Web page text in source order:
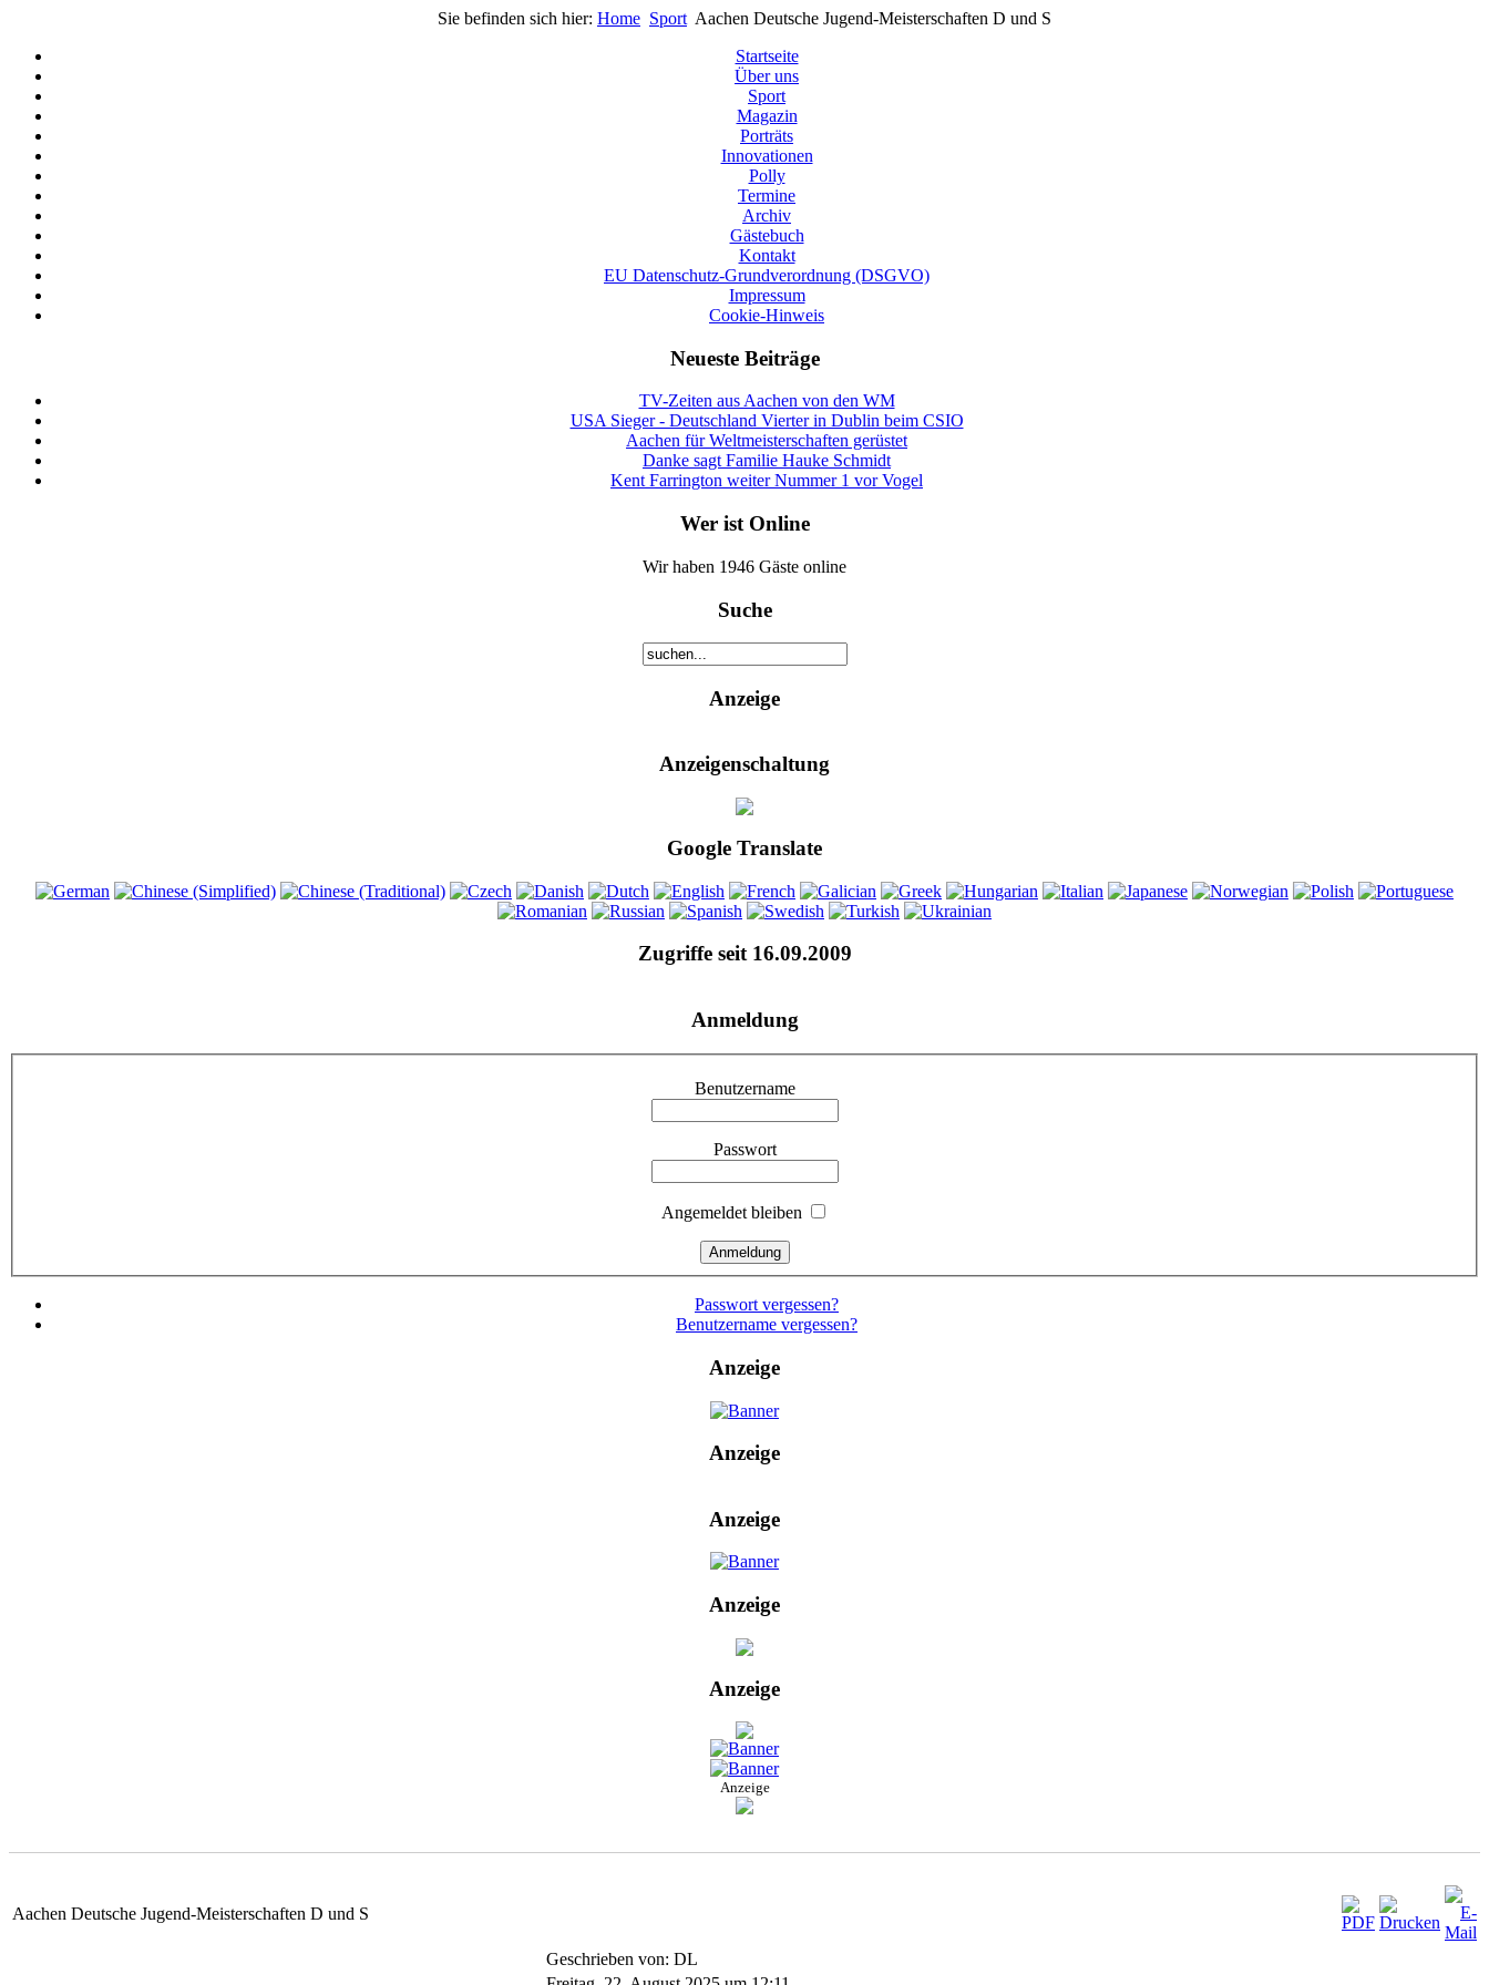
Sie befinden sich hier: Home Sport Aachen Deutsche Jugend-Meisterschaften D und S
Startseite
Über uns
Sport
Magazin
Porträts
Innovationen
Polly
Termine
Archiv
Gästebuch
Kontakt
EU Datenschutz-Grundverordnung (DSGVO)
Impressum
Cookie-Hinweis
Neueste Beiträge
TV-Zeiten aus Aachen von den WM
USA Sieger - Deutschland Vierter in Dublin beim CSIO
Aachen für Weltmeisterschaften gerüstet
Danke sagt Familie Hauke Schmidt
Kent Farrington weiter Nummer 1 vor Vogel
Wer ist Online
Wir haben 1946 Gäste online
Suche
Anzeige
Anzeigenschaltung
Google Translate
Zugriffe seit 16.09.2009
Anmeldung
Benutzername
Passwort
Angemeldet bleiben
Passwort vergessen?
Benutzername vergessen?
Anzeige
Anzeige
Anzeige
Anzeige
Anzeige
Anzeige
Aachen Deutsche Jugend-Meisterschaften D und S
Geschrieben von: DL